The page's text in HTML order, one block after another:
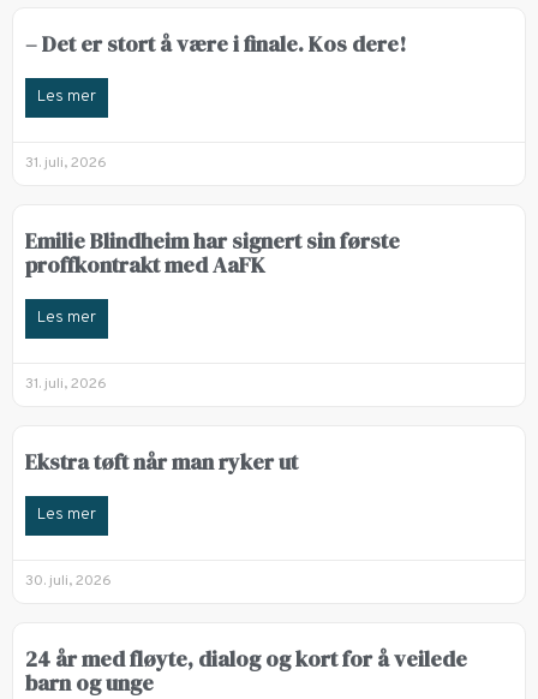
– Det er stort å være i finale. Kos dere!
Les mer
31. juli, 2026
Emilie Blindheim har signert sin første
proffkontrakt med AaFK
Les mer
31. juli, 2026
Ekstra tøft når man ryker ut
Les mer
30. juli, 2026
24 år med fløyte, dialog og kort for å veilede
barn og unge